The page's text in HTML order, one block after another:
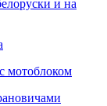
и на
мотоблоком